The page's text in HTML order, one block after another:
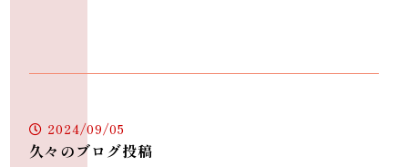
2024/09/05
久々のブログ投稿closed:毎週水曜日＋不定休